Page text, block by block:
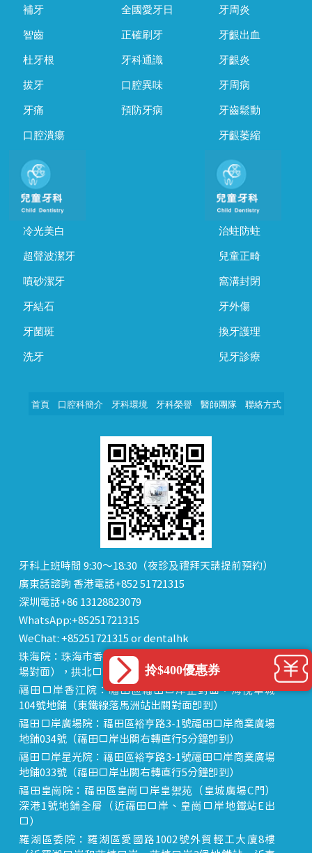
補牙
智齒
杜牙根
拔牙
牙痛
口腔潰瘍
全國愛牙日
正確刷牙
牙科通識
口腔異味
預防牙病
牙周炎
牙齦出血
牙齦炎
牙周病
牙齒鬆動
牙齦萎縮
冷光美白
超聲波潔牙
噴砂潔牙
牙結石
牙菌斑
洗牙
治蛀防蛀
兒童正畸
窩溝封閉
牙外傷
換牙護理
兒牙診療
首頁 口腔科簡介 牙科環境 牙科榮譽 醫師團隊 聯絡方式
牙科上班時間 9:30～18:30（夜診及禮拜天請提前預約）
廣東話諮詢 香港電話+852 51721315
深圳電話+86 13128823079
WhatsApp:+85251721315
WeChat: +85251721315 or dentalhk
珠海院：珠海市香洲區 拱北中建商業大廈 15樓（迎賓廣
場對面），拱北口岸步行8分鐘直達
福田口岸香江院：福田區福田口岸正對面，海悅華城
104號地鋪（東鐵線落馬洲站出關對面即到）
福田口岸廣場院：福田區裕亨路3-1號福田口岸商業廣場
地鋪034號（福田口岸出關右轉直行5分鐘即到）
福田口岸星光院：福田區裕亨路3-1號福田口岸商業廣場
地鋪033號（福田口岸出關右轉直行5分鐘即到）
福田皇崗院：福田區皇崗口岸皇禦苑（皇城廣場C門）
深港1號地鋪全層（近福田口岸、皇崗口岸地鐵站E出
口）
羅湖區委院：羅湖區愛國路1002號外貿輕工大廈8樓
拎$400優惠券